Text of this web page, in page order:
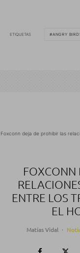
ETIQUETAS ANGRY
Foxconn deja de prohibir las
FOXCONN
ENTRE LOS
EL
Matías Vidal ·